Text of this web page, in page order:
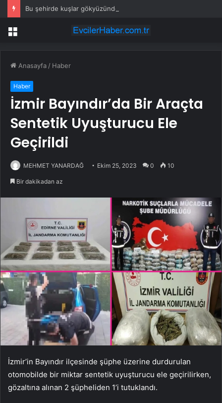
Bu şehirde kuşlar gökyüzünden patır patır düşüyor
Menü
Anasayfa / Haber
Haber
İzmir Bayındır’da Bir Araçta
Sentetik Uyuşturucu Ele
Geçirildi
MEHMET YANARDAĞ Ekim 25, 2023 0 10
Bir dakikadan az
İzmir’in Bayındır ilçesinde şüphe üzerine durdurulan
otomobilde bir miktar sentetik uyuşturucu ele geçirilirken,
gözaltına alınan 2 şüpheliden 1’i tutuklandı.